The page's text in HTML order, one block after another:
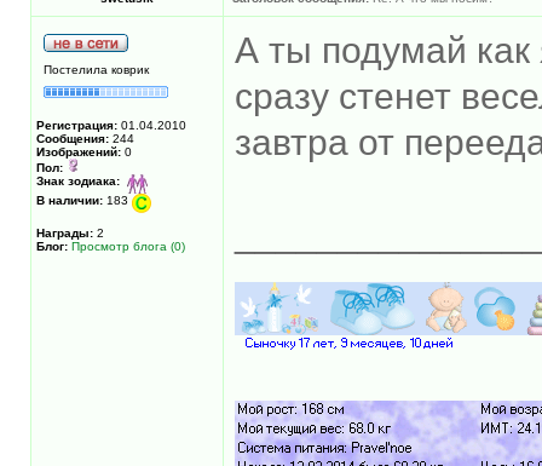
Постелила коврик
Регистрация: 01.04.2010
Сообщения: 244
Изображений: 0
Пол:
Знак зодиака:
В наличии: 183
Награды: 2
Блог: Просмотр блога (0)
А ты подумай как
сразу стенет
завтра от